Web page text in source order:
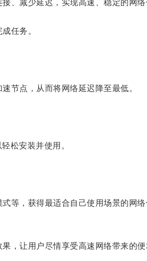
、减少延迟，实现高速、稳定的网
任务。
节点，从而将网络延迟降至最低。
松安装并使用。
等，获得最适合自己使用场景的网
，让用户尽情享受高速网络带来的